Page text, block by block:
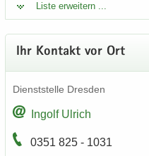
Liste er­wei­tern ...
Ihr Kon­takt vor Ort
Dienst­stel­le Dres­den
In­golf Ul­rich
0351 825 - 1031